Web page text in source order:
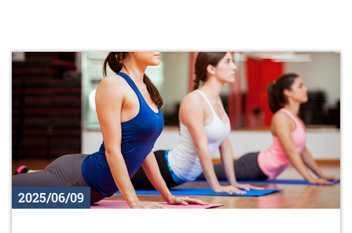
2025/06/09